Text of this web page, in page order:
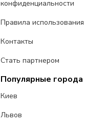
конфиденциальности
Правила использования
Контакты
Стать партнером
Популярные города
Киев
Львов